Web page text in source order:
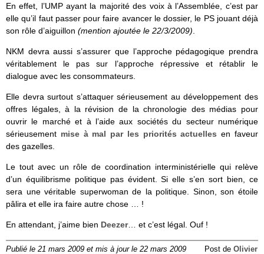
En effet, l’UMP ayant la majorité des voix à l’Assemblée, c’est par
elle qu’il faut passer pour faire avancer le dossier, le PS jouant déjà
son rôle d’aiguillon (mention ajoutée le 22/3/2009)
NKM devra aussi s’assurer que l’approche pédagogique prendra
véritablement le pas sur l’approche répressive et rétablir le
dialogue avec les consommateurs.
Elle devra surtout s’attaquer sérieusement au développement des
offres légales, à la révision de la chronologie des médias pour
ouvrir le marché et à l’aide aux sociétés du secteur numérique
sérieusement mise à mal par les priorités actuelles en faveur
des gazelles.
Le tout avec un rôle de coordination interministérielle qui relève
d’un équilibrisme politique pas évident. Si elle s’en sort bien, ce
sera une véritable superwoman de la politique. Sinon, son étoile
pâlira et elle ira faire autre chose … !
En attendant, j’aime bien Deezer… et c’est légal. Ouf !
Publié le 21 mars 2009 et mis à jour le 22 mars 2009 Post de Olivier